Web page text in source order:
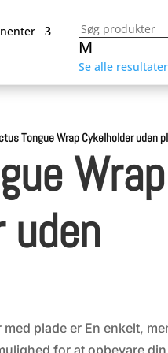
M
Se alle
Tongue Wrap Cykelholder uden
Wrap
uden
plade er En enkelt,
for at opbevare din